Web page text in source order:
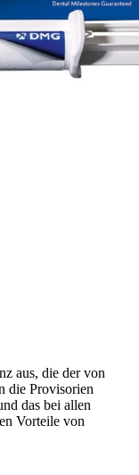
aus, die der von
die Provisorien
das bei allen
Vorteile von